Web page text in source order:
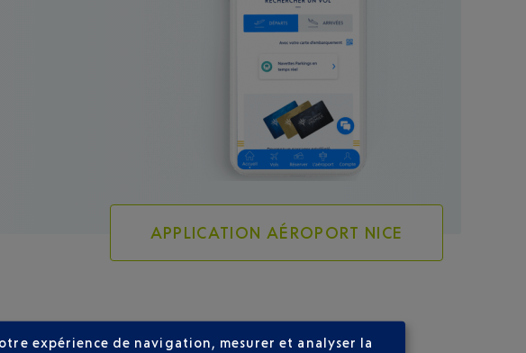
APPLICATION AÉROPORT NICE
expérience de navigation, mesurer et analyser la